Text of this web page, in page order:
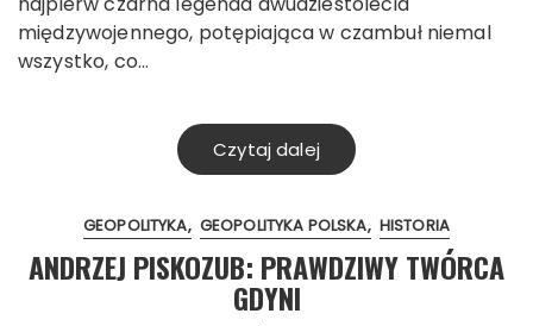
międzywojennego, potępiająca w czambuł niemal
wszystko, co…
Czytaj dalej
GEOPOLITYKA GEOPOLITYKA POLSKA HISTORIA
ANDRZEJ PISKOZUB: PRAWDZIWY TWÓRCA
GDYNI